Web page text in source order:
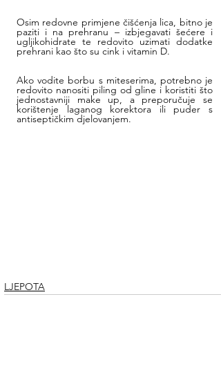
Osim redovne primjene čišćenja lica, bitno je
paziti i na prehranu – izbjegavati šećere i
ugljikohidrate te redovito uzimati dodatke
prehrani kao što su cink i vitamin D.
Ako vodite borbu s miteserima, potrebno je
redovito nanositi piling od gline i koristiti što
jednostavniji make up, a preporučuje se
korištenje laganog korektora ili puder s
antiseptičkim djelovanjem.
LJEPOTA